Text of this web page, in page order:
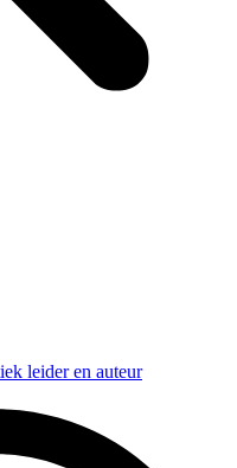
leider en auteur